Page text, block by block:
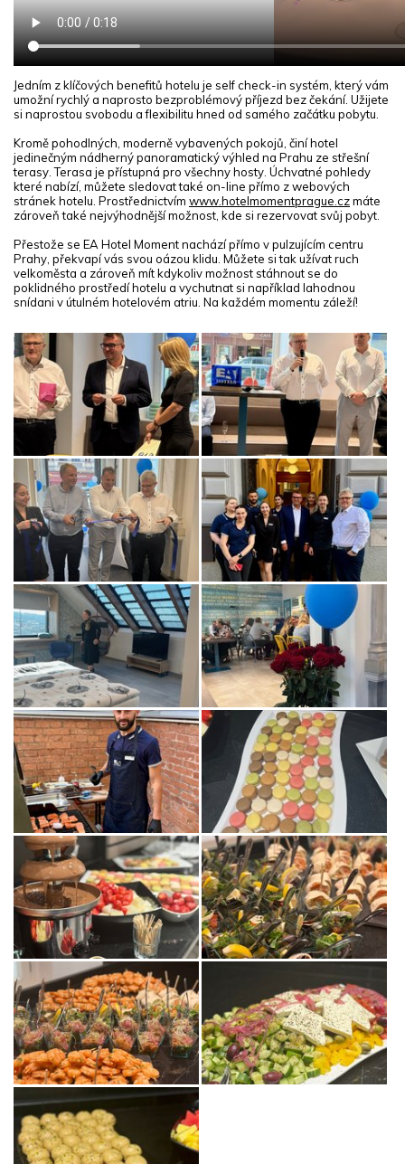
Jedním z klíčových benefitů hotelu je self check-in systém, který vám
umožní rychlý a naprosto bezproblémový příjezd bez čekání. Užijete
si naprostou svobodu a flexibilitu hned od samého začátku pobytu.
Kromě pohodlných, moderně vybavených pokojů, činí hotel
jedinečným nádherný panoramatický výhled na Prahu ze střešní
terasy. Terasa je přístupná pro všechny hosty. Úchvatné pohledy
které nabízí, můžete sledovat také on-line přímo z webových
stránek hotelu. Prostřednictvím www.hotelmomentprague.czmáte
zároveň také nejvýhodnější možnost, kde si rezervovat svůj pobyt.
Přestože se EA Hotel Moment nachází přímo v pulzujícím centru
Prahy, překvapí vás svou oázou klidu. Můžete si tak užívat ruch
velkoměsta a zároveň mít kdykoliv možnost stáhnout se do
poklidného prostředí hotelu a vychutnat si například lahodnou
snídani v útulném hotelovém atriu. Na každém momentu záleží!